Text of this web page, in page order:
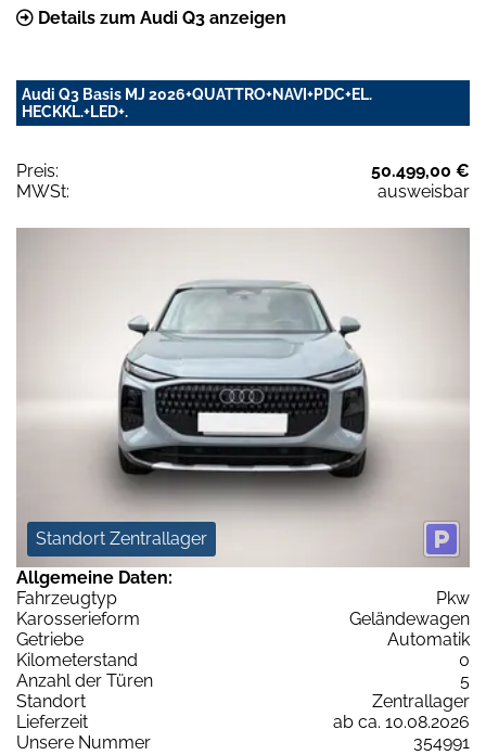
Details zum Audi Q3 anzeigen
Audi Q3 Basis MJ 2026+QUATTRO+NAVI+PDC+EL.
HECKKL.+LED+.
Preis:
50.499,00 €
MWSt:
ausweisbar
Standort Zentrallager
Allgemeine Daten:
Fahrzeugtyp
Pkw
Karosserieform
Geländewagen
Getriebe
Automatik
Kilometerstand
0
Anzahl der Türen
5
Standort
Zentrallager
Lieferzeit
ab ca. 10.08.2026
Unsere Nummer
354991